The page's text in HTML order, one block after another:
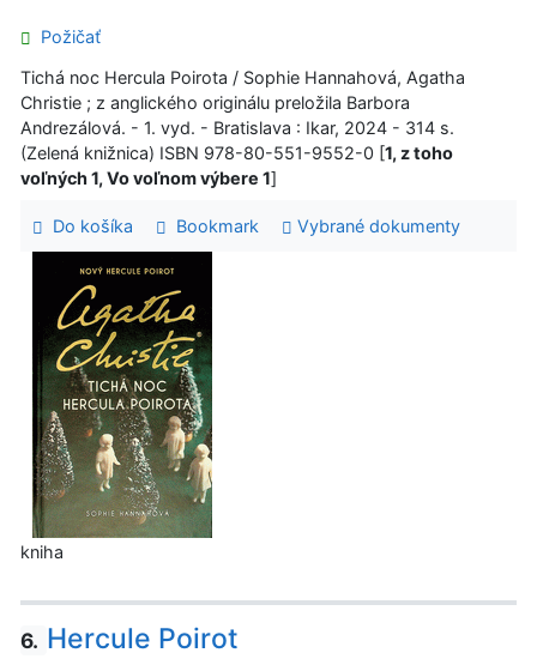
Požičať
Tichá noc Hercula Poirota / Sophie Hannahová, Agatha
Christie ; z anglického originálu preložila Barbora
Andrezálová. - 1. vyd. - Bratislava : Ikar, 2024 - 314 s.
(Zelená knižnica) ISBN 978-80-551-9552-0 [1, z toho
voľných 1, Vo voľnom výbere 1]
Do košíka Bookmark Vybrané dokumenty
kniha
6. Hercule Poirot